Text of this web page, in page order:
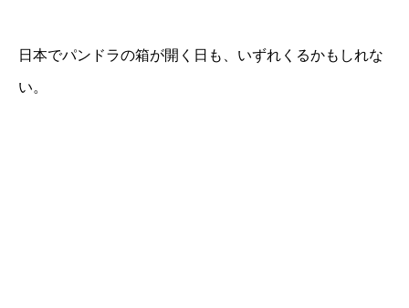
日本でパンドラの箱が開く日も、いずれくるかもしれな
い。